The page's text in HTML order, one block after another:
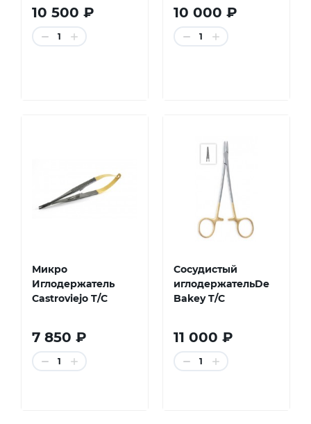
10 500 ₽
1
10 000 ₽
1
Микро
Иглодержатель
Castroviejo T/C
7 850 ₽
1
Сосудистый
иглодержательDe
Bakey T/C
11 000 ₽
1